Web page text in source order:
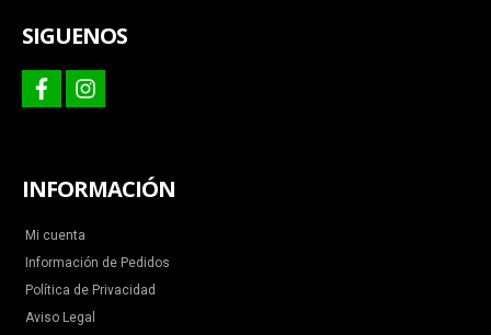
SIGUENOS
facebookinstagram
INFORMACIÓN
Mi cuenta
Información de Pedidos
Política de Privacidad
Aviso Legal